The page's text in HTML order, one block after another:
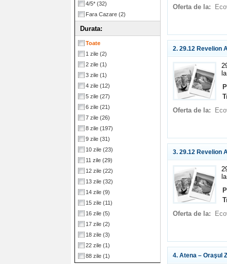
4/5* (32)
Fara Cazare (2)
Durata:
Toate
1 zile (2)
2 zile (1)
3 zile (1)
4 zile (12)
5 zile (27)
6 zile (21)
7 zile (26)
8 zile (197)
9 zile (31)
10 zile (23)
11 zile (29)
12 zile (22)
13 zile (32)
14 zile (9)
15 zile (11)
16 zile (5)
17 zile (2)
18 zile (3)
22 zile (1)
88 zile (1)
Oferta de la:
2. 29.12 Revelion
Oferta de la:
3. 29.12 Revelion
Oferta de la:
4. Atena – Oraşul